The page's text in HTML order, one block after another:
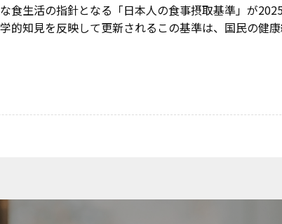
食生活の指針となる「日本人の食事摂取基準」が
的知見を反映して更新されるこの基準は、国民の健